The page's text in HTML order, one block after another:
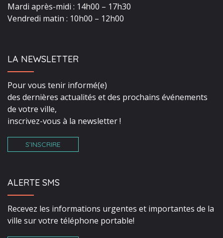
Mardi après-midi : 14h00 – 17h30
Vendredi matin : 10h00 – 12h00
LA NEWSLETTER
Pour vous tenir informé(e)
des dernières actualités et des prochains événements
de votre ville,
inscrivez-vous à la newsletter !
S’INSCRIRE
ALERTE SMS
Recevez les informations urgentes et importantes de la
ville sur votre téléphone portable!